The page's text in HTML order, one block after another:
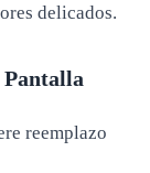
delicados.
Pantalla
reemplazo